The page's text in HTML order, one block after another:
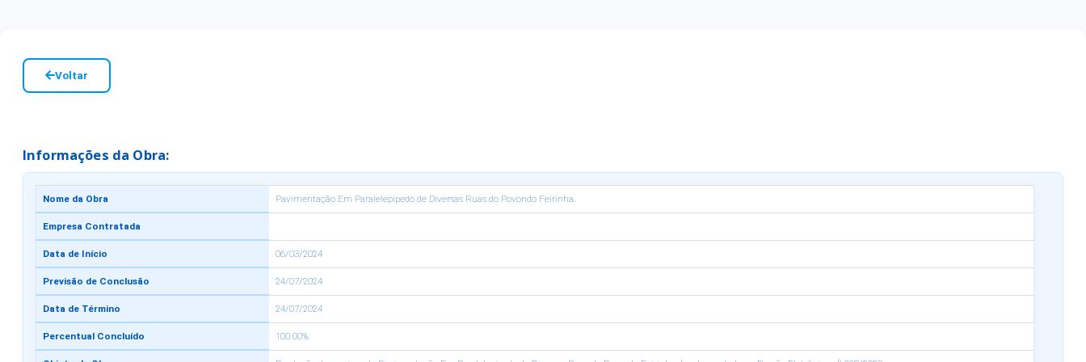
Voltar
Informações da Obra:
Nome da Obra Pavimentação Em Paralelepipedo de Diversas Ruas do Povondo Feirinha.
Empresa Contratada
Data de Início 06/03/2024
Previsão de Conclusão 24/07/2024
Data de Término 24/07/2024
Percentual Concluído 100.00%